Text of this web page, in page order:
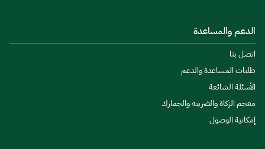
الدعم والمساعدة
اتصل بنا
طلبات المساعدة والدعم
الأسئلة الشائعة
معجم الزكاة والضريبة والجمارك
إمكانية الوصول